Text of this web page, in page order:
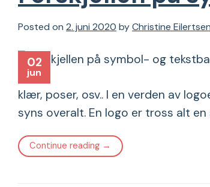
Posted on 2. juni 2020 byChristine Eilertsen
02
jun
klær, poser, osv.. I en verden av
syns overalt. En logo er tross alt
Continue reading →